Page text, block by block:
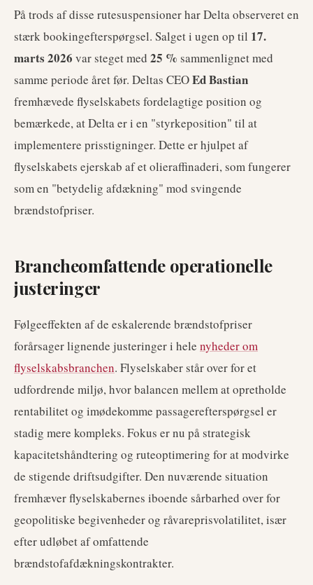
På trods af disse rutesuspensioner har Delta observeret en
stærk bookingefterspørgsel. Salget i ugen op til 17.
marts 2026 var steget med 25 % sammenlignet med
samme periode året før. Deltas CEOEd Bastian
fremhævede flyselskabets fordelagtige position og
bemærkede, at Delta er i en "styrkeposition" til at
implementere prisstigninger. Dette er hjulpet af
flyselskabets ejerskab af et olieraffinaderi, som fungerer
som en "betydelig afdækning" mod svingende
brændstofpriser.
Brancheomfattende operationelle
justeringer
Følgeeffekten af de eskalerende brændstofpriser
forårsager lignende justeringer i hele nyheder om
flyselskabsbranchen. Flyselskaber står over for et
udfordrende miljø, hvor balancen mellem at opretholde
rentabilitet og imødekomme passagerefterspørgsel er
stadig mere kompleks. Fokus er nu på strategisk
kapacitetshåndtering og ruteoptimering for at modvirke
de stigende driftsudgifter. Den nuværende situation
fremhæver flyselskabernes iboende sårbarhed over for
geopolitiske begivenheder og råvareprisvolatilitet, især
efter udløbet af omfattende
brændstofafdækningskontrakter.